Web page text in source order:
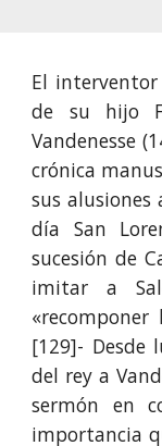
El
de su hijo
Vandenesse
crónica
sus
día San
sucesión de
imitar a
[129]- Desde
del rey a
sermón en
importancia